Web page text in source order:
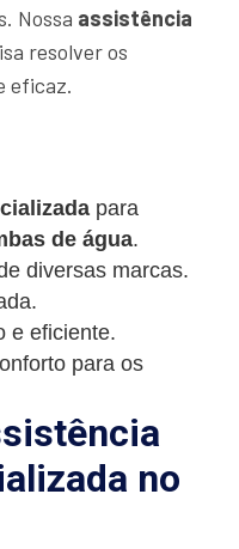
Nossa assistência
resolver os
eficaz.
para
de água.
diversas marcas.
e eficiente.
para os
no